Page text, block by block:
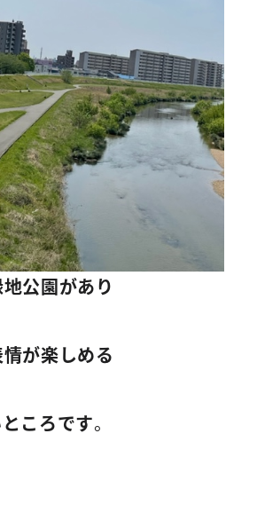
公園があり
が楽しめる
ころです。